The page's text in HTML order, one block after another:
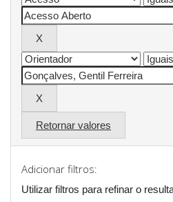
Retornar valores
Adicionar filtros:
Utilizar filtros para refinar o